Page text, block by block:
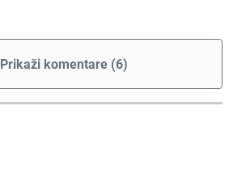
Prikaži komentare (6)